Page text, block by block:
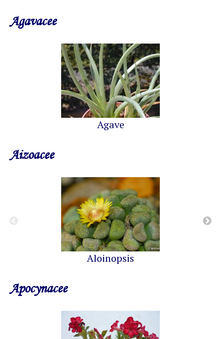
Agavacee
Agave
Aizoacee
Aloinopsis
Apocynacee